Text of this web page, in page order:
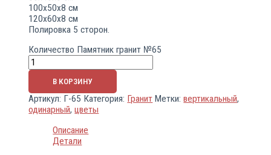
100х50х8 см
120х60х8 см
Полировка 5 сторон.
Количество Памятник гранит №65
В КОРЗИНУ
Артикул: Г-65 Категория: Гранит Метки:вертикальный,
одинарный,цветы
Описание
Детали